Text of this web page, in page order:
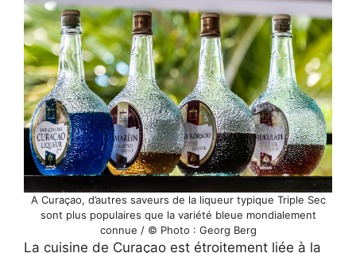
A Curaçao, d’autres saveurs de la liqueur typique Triple Sec
sont plus populaires que la variété bleue mondialement
connue / © Photo : Georg Berg
La cuisine de Curaçao est étroitement liée à la